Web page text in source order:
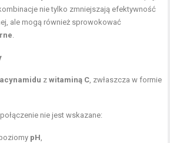
nie tylko zmniejszają efektywność
ale mogą również sprowokować
zwitaminą C , zwłaszcza w formie
nie jest wskazane:
pH